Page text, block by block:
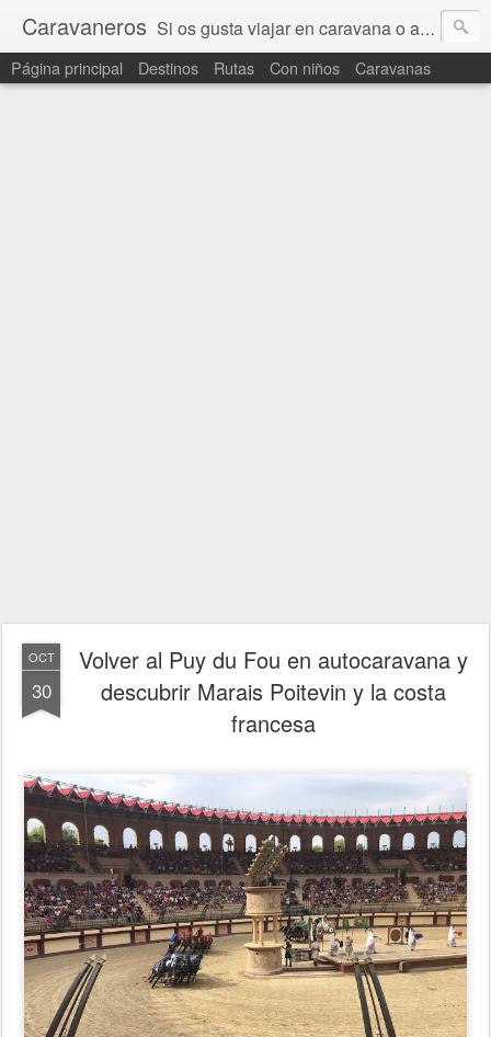
Caravaneros Si os gusta viajar en caravana o autocaravana, aquí encontraréis nuestras rutas, destinos, viajes y campings favoritos y también consejos y bricos para caravaneros
Página principal Destinos Rutas Con niños Caravanas
OCT
30
Volver al Puy du Fou en autocaravana y
descubrir Marais Poitevin y la costa
francesa